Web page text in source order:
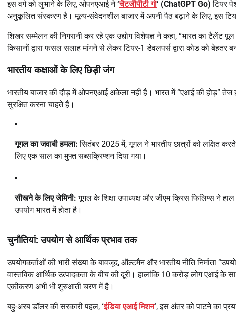
इस वर्ग को लुभाने के लिए, ओपनएआई ने‘चैटजीपीटी गो‘ (ChatGPT Go) टियर
अनुकूलित संस्करण है। मूल्य-संवेदनशील बाजार में अपनी पैठ बढ़ाने के लिए, इस
शिखर सम्मेलन की निगरानी कर रहे एक उद्योग विशेषज्ञ ने कहा, “भारत का टैलेंट
किसानों द्वारा फसल सलाह मांगने से लेकर टियर-1 डेवलपर्स द्वारा कोड को बेहतर
भारतीय कक्षाओं के लिए छिड़ी जंग
भारतीय बाजार की दौड़ में ओपनएआई अकेला नहीं है। भारत में “एआई की होड़” तेज
सुरक्षित करना चाहते हैं।
गूगल का जवाबी हमला: सितंबर 2025 में, गूगल ने भारतीय छात्रों को लक्षित
लिए एक साल का मुफ्त सब्सक्रिप्शन दिया गया।
सीखने के लिए जेमिनी: गूगल के शिक्षा उपाध्यक्ष और जीएम क्रिस फिलिप्स ने
उपयोग भारत में होता है।
चुनौतियां: उपयोग से आर्थिक प्रभाव तक
उपयोगकर्ताओं की भारी संख्या के बावजूद, ऑल्टमैन और भारतीय नीति निर्माता
वास्तविक आर्थिक उत्पादकता के बीच की दूरी। हालांकि 10 करोड़ लोग एआई के
एकीकरण अभी भी शुरुआती चरण में है।
बहु-अरब डॉलर की सरकारी पहल, ‘इंडिया एआई मिशन‘, इस अंतर को पाटने का